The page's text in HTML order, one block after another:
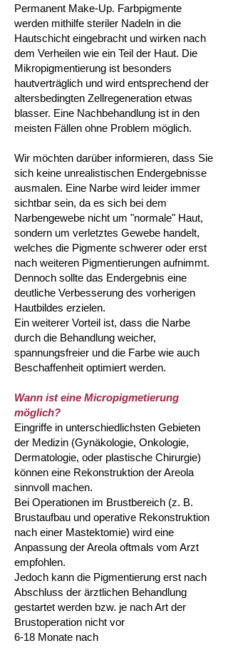
Permanent Make-Up. Farbpigmente
werden mithilfe steriler Nadeln in die
Hautschicht eingebracht und wirken nach
dem Verheilen wie ein Teil der Haut. Die
Mikropigmentierung ist besonders
hautverträglich und wird entsprechend der
altersbedingten Zellregeneration etwas
blasser. Eine Nachbehandlung ist in den
meisten Fällen ohne Problem möglich.
Wir möchten darüber informieren, dass Sie
sich keine unrealistischen Endergebnisse
ausmalen. Eine Narbe wird leider immer
sichtbar sein, da es sich bei dem
Narbengewebe nicht um "normale" Haut,
sondern um verletztes Gewebe handelt,
welches die Pigmente schwerer oder erst
nach weiteren Pigmentierungen aufnimmt.
Dennoch sollte das Endergebnis eine
deutliche Verbesserung des vorherigen
Hautbildes erzielen.
Ein weiterer Vorteil ist, dass die Narbe
durch die Behandlung weicher,
spannungsfreier und die Farbe wie auch
Beschaffenheit optimiert werden.
Wann ist eine Micropigmetierung
möglich?
Eingriffe in unterschiedlichsten Gebieten
der Medizin (Gynäkologie, Onkologie,
Dermatologie, oder plastische Chirurgie)
können eine Rekonstruktion der Areola
sinnvoll machen.
Bei Operationen im Brustbereich (z. B.
Brustaufbau und operative Rekonstruktion
nach einer Mastektomie) wird eine
Anpassung der Areola oftmals vom Arzt
empfohlen.
Jedoch kann die Pigmentierung erst nach
Abschluss der ärztlichen Behandlung
gestartet werden bzw. je nach Art der
Brustoperation nicht vor
6-18 Monate nach